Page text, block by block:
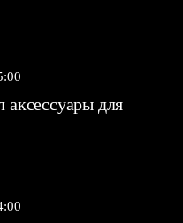
для